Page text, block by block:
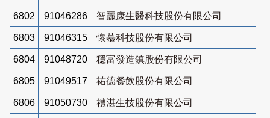
6802 91046286 智麗康生醫科技股份有限公司
6803 91046315 懷慕科技股份有限公司
6804 91048720 穩富發造鎮股份有限公司
6805 91049517 祐德餐飲股份有限公司
6806 91050730 禮湛生技股份有限公司